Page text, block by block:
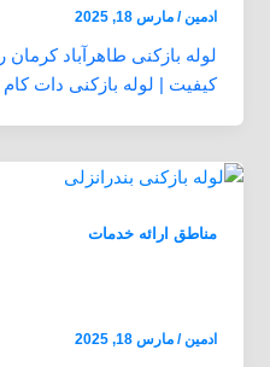
ادمین/مارس 18, 2025
لوله بازکنی طاهرآباد
کیفیت | لوله بازکنی دات کام
مناطق ارائه خدمات
ادمین/مارس 18, 2025